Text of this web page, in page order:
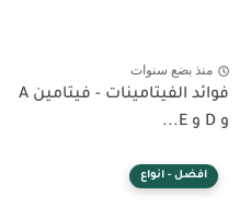
منذ بضع سنوات
فوائد الفيتامينات - فيتامين A
و D و E...
افضل - انواع